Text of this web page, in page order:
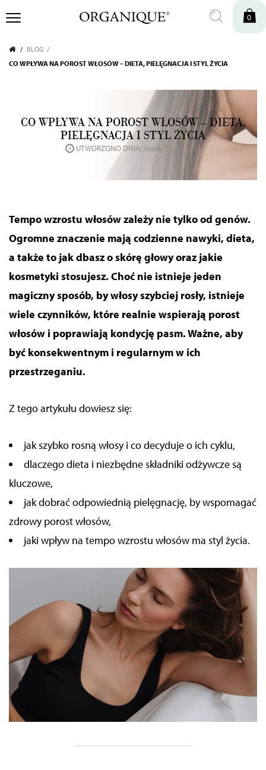
0
BLOG
CO WPŁYWA NA POROST WŁOSÓW – DIETA, PIELĘGNACJA I STYL ŻYCIA
CO WPŁYWA NA POROST WŁOSÓW – DIETA,
PIELĘGNACJA I STYL ŻYCIA
UTWORZONO DNIA: środa, 24.09.2025
Tempo wzrostu włosów zależy nie tylko od genów.
Ogromne znaczenie mają codzienne nawyki, dieta,
a także to jak dbasz o skórę głowy oraz jakie
kosmetyki stosujesz. Choć nie istnieje jeden
magiczny sposób, by włosy szybciej rosły, istnieje
wiele czynników, które realnie wspierają porost
włosów i poprawiają kondycję pasm. Ważne, aby
być konsekwentnym i regularnym w ich
przestrzeganiu.
Z tego artykułu dowiesz się:
jak szybko rosną włosy i co decyduje o ich cyklu,
dlaczego dieta i niezbędne składniki odżywcze są
kluczowe,
jak dobrać odpowiednią pielęgnację, by wspomagać
zdrowy porost włosów,
jaki wpływ na tempo wzrostu włosów ma styl życia.